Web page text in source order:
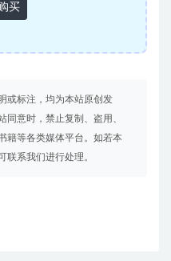
买
或标注，均为本站原创发
同意时，禁止复制、盗用、
籍等各类媒体平台。如若本
联系我们进行处理。